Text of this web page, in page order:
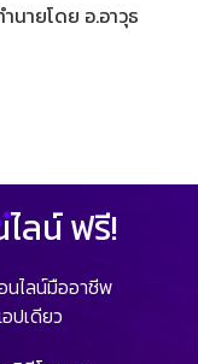
ายโดย อ.อาวุธ
ลน์ ฟรี!
ไลน์มืออาชีพ
ปเดียว